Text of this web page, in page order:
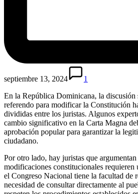
septiembre 13, 2024
1
En la República Dominicana, la discusión
referendo para modificar la Constitución
divididas entre los juristas. Algunos
cambio significativo en la Carta Magna
aprobación popular para garantizar la
ciudadano.
Por otro lado, hay juristas que
modificaciones constitucionales requieren
el Congreso Nacional tiene la facultad de
necesidad de consultar directamente al